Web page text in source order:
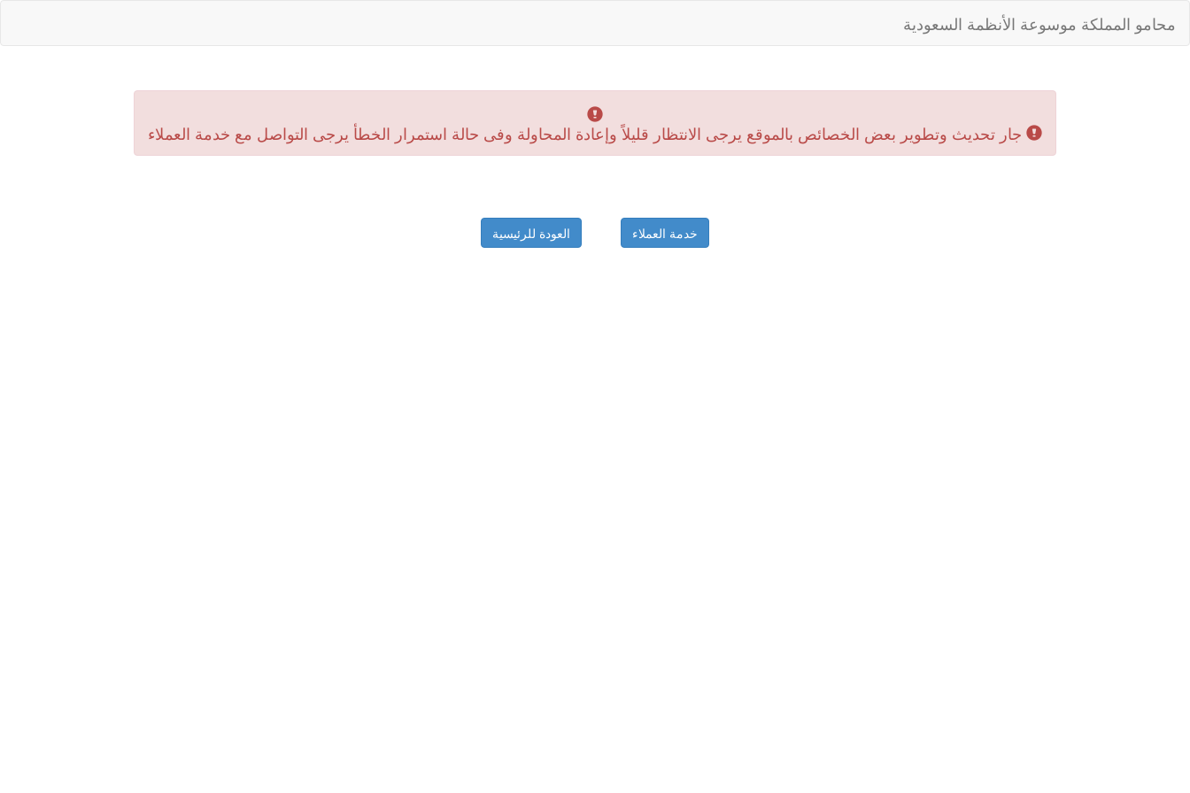
محامو المملكة موسوعة الأنظمة السعودية
جار تحديث وتطوير بعض الخصائص بالموقع يرجى الانتظار قليلاً وإعادة المحاولة وفى حالة استمرار الخطأ يرجى التواصل مع ‬خدمة العملاء
العودة للرئيسية خدمة العملاء